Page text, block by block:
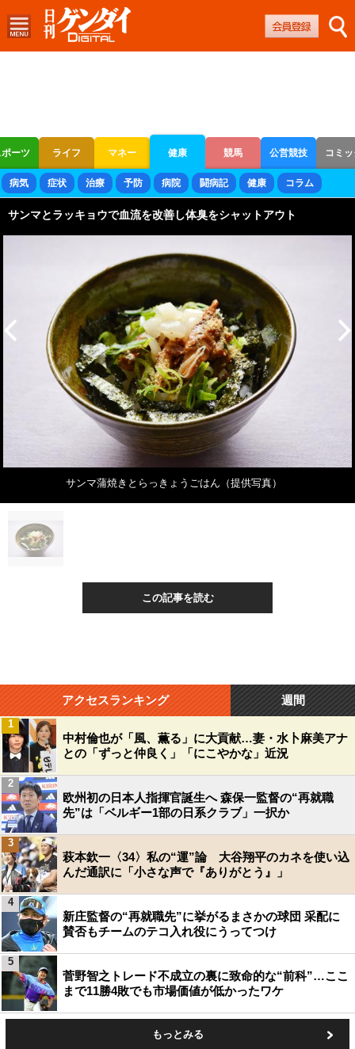
ーツ ライフ マネー 健康 競馬 公営競技 コミ
ボートレース 競輪 オートレース
病気 症状 治療 予防 病院 闘病記 健康 コラム
サンマとラッキョウで血流を改善し体臭をシャットアウト
サンマ蒲焼きとらっきょうごはん（提供写真）
この記事を読む
アクセスランキング 週間
中村倫也が「風、薫る」に大貢献…妻・水卜麻美アナ
との「ずっと仲良く」「にこやかな」近況
1
欧州初の日本人指揮官誕生へ 森保一監督の“再就職
先”は「ベルギー1部の日系クラブ」一択か
2
萩本欽一〈34〉私の“運”論 大谷翔平のカネを使い込
んだ通訳に「小さな声で『ありがとう』」
3
新庄監督の“再就職先”に挙がるまさかの球団 采配に
賛否もチームのテコ入れ役にうってつけ
4
菅野智之トレード不成立の裏に致命的な“前科”…ここ
まで11勝4敗でも市場価値が低かったワケ
5
もっとみる